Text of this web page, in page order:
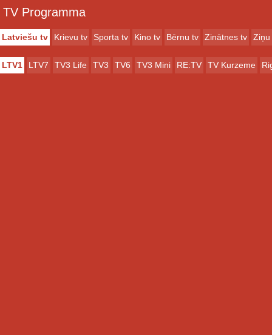
TV Programma
Latviešu tv Krievu tv Sporta tv Kino tv Bērnu tv Zinātnes tv Ziņu
LTV1 LTV7 TV3 Life TV3 TV6 TV3 Mini RE:TV TV Kurzeme